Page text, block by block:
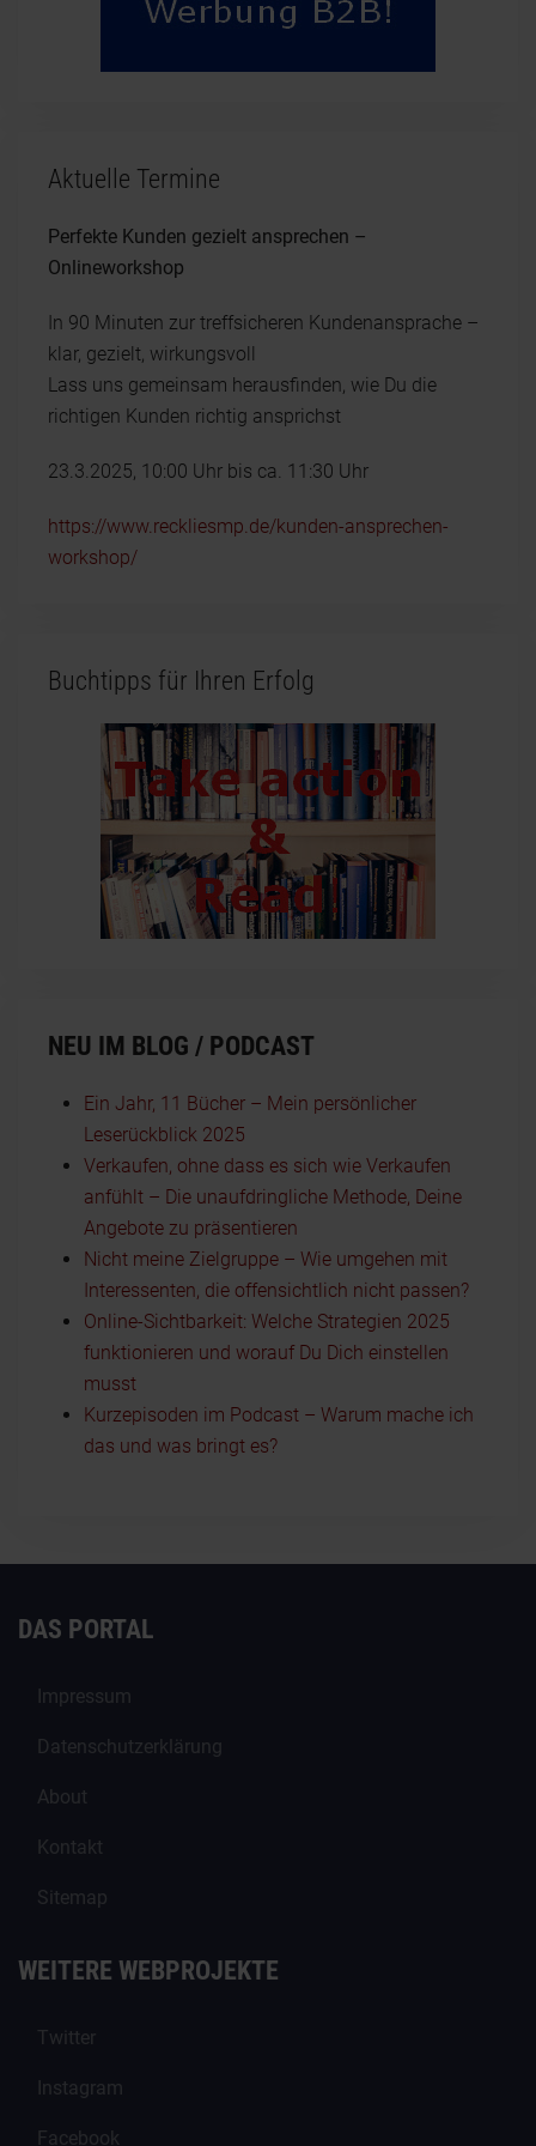
Aktuelle Termine
Perfekte Kunden gezielt ansprechen –
Onlineworkshop
In 90 Minuten zur treffsicheren Kundenansprache –
klar, gezielt, wirkungsvoll
Lass uns gemeinsam herausfinden, wie Du die
richtigen Kunden richtig ansprichst
23.3.2025, 10:00 Uhr bis ca. 11:30 Uhr
https://www.reckliesmp.de/kunden-ansprechen-
workshop/
Buchtipps für Ihren Erfolg
NEU IM BLOG / PODCAST
Ein Jahr, 11 Bücher – Mein persönlicher
Leserückblick 2025
Verkaufen, ohne dass es sich wie Verkaufen
anfühlt – Die unaufdringliche Methode, Deine
Angebote zu präsentieren
Nicht meine Zielgruppe – Wie umgehen mit
Interessenten, die offensichtlich nicht passen?
Online-Sichtbarkeit: Welche Strategien 2025
funktionieren und worauf Du Dich einstellen
musst
Kurzepisoden im Podcast – Warum mache ich
das und was bringt es?
DAS PORTAL
Impressum
Datenschutzerklärung
About
Kontakt
Sitemap
WEITERE WEBPROJEKTE
Twitter
Instagram
Facebook